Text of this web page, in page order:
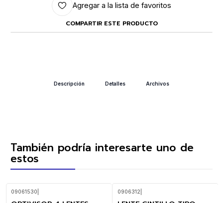
Agregar a la lista de favoritos
COMPARTIR ESTE PRODUCTO
Descripción Detalles Archivos
También podría interesarte uno de
estos
09061530 0906312